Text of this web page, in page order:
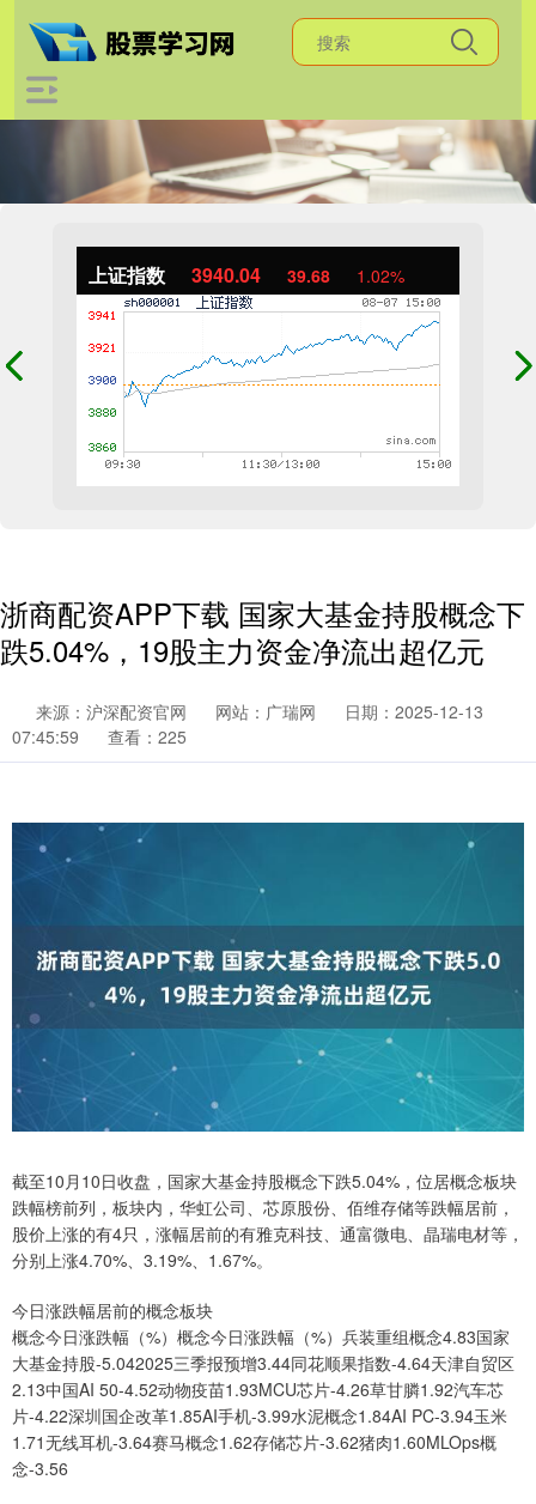
上证指数 3940.04 39.68 1.02%
浙商配资APP下载 国家大基金持股概念下
跌5.04%，19股主力资金净流出超亿元
来源：沪深配资官网 网站：广瑞网
日期：2025-12-13
07:45:59
查看：225
截至10月10日收盘，国家大基金持股概念下跌5.04%，位居概念板块
跌幅榜前列，板块内，华虹公司、芯原股份、佰维存储等跌幅居前，
股价上涨的有4只，涨幅居前的有雅克科技、通富微电、晶瑞电材等，
分别上涨4.70%、3.19%、1.67%。
今日涨跌幅居前的概念板块
概念今日涨跌幅（%）概念今日涨跌幅（%）兵装重组概念4.83国家
大基金持股-5.042025三季报预增3.44同花顺果指数-4.64天津自贸区
2.13中国AI 50-4.52动物疫苗1.93MCU芯片-4.26草甘膦1.92汽车芯
片-4.22深圳国企改革1.85AI手机-3.99水泥概念1.84AI PC-3.94玉米
1.71无线耳机-3.64赛马概念1.62存储芯片-3.62猪肉1.60MLOps概
念-3.56